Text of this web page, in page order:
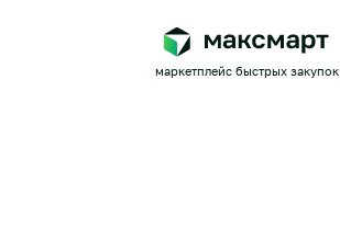
маркетплейс быстрых закупок